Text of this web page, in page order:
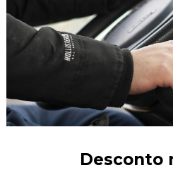
Desconto